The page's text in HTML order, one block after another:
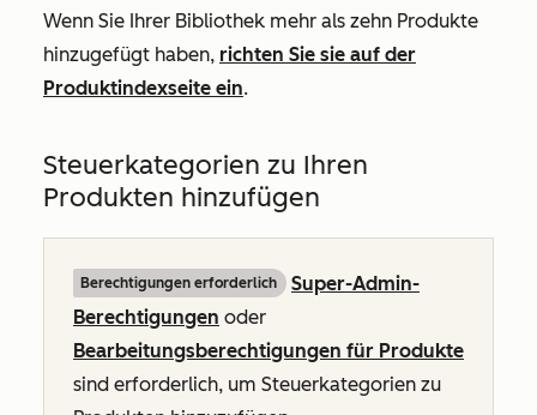
Wenn Sie Ihrer Bibliothek mehr als zehn Produkte
hinzugefügt haben, richten Sie sie auf der
Produktindexseite ein.
Steuerkategorien zu Ihren
Produkten hinzufügen
Berechtigungen erforderlich
Super-Admin-
Berechtigungen oder
Bearbeitungsberechtigungen für Produkte
sind erforderlich, um Steuerkategorien zu